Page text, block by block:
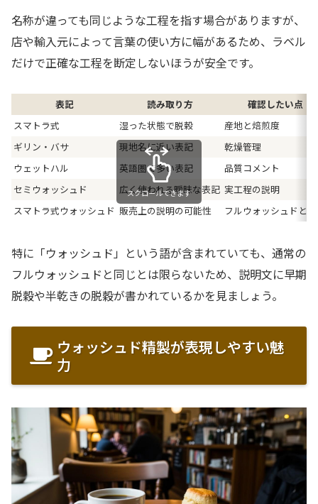
名称が違っても同じような工程を指す場合がありますが、
店や輸入元によって言葉の使い方に幅があるため、ラベル
だけで正確な工程を断定しないほうが安全です。
表記 読み取り方
確認したい点
スマトラ式
湿った状態で脱穀
産地と焙煎度
ギリン・バサ
現地名に近い表記
乾燥管理
ウェットハル
英語圏で多い表記
品質コメント
セミウォッシュド
広く使われる曖昧な表記 実工程の説明
スマトラ式ウォッシュド 販売上の説明の可能性 フルウォッシュドと
スクロールできます
特に「ウォッシュド」という語が含まれていても、通常の
フルウォッシュドと同じとは限らないため、説明文に早期
脱穀や半乾きの脱穀が書かれているかを見ましょう。
ウォッシュド精製が表現しやすい魅
力